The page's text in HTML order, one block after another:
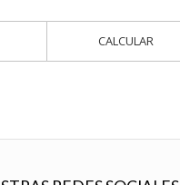
CALCULAR